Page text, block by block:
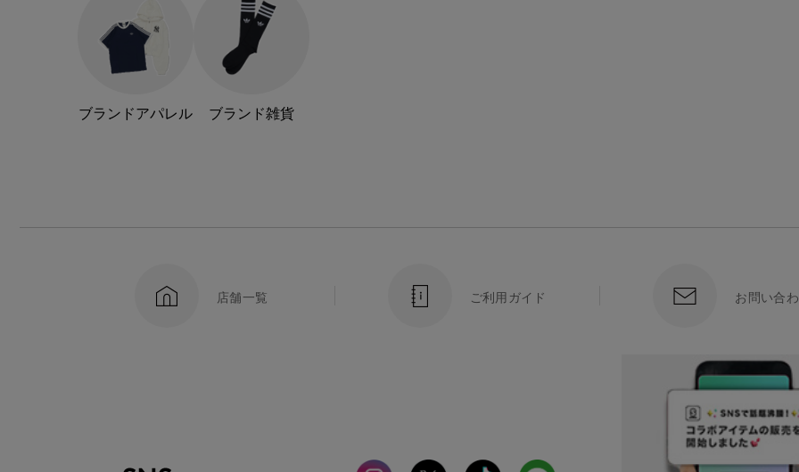
ブランドアパレル ブランド雑貨
店舗一覧 ご利用ガイド お問い合